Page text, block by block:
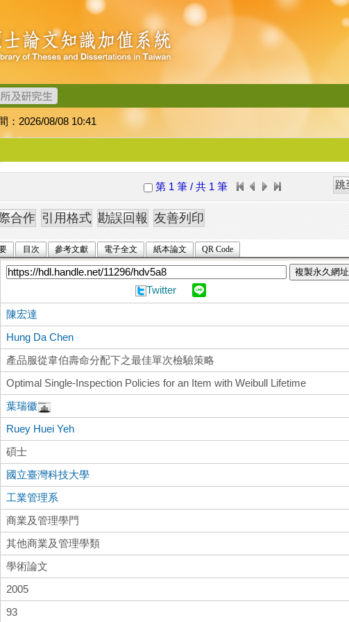
：2026/08/08 10:41
第 1 筆 / 共 1 筆
目次 參考文獻 電子全文 紙本論文 QR Code
複製永久網址
Twitter
陳宏達
Hung Da Chen
產品服從韋伯壽命分配下之最佳單次檢驗策略
Optimal Single-Inspection Policies for an Item with Weibull Lifetime
葉瑞徽
Ruey Huei Yeh
碩士
國立臺灣科技大學
工業管理系
商業及管理學門
其他商業及管理學類
學術論文
2005
93